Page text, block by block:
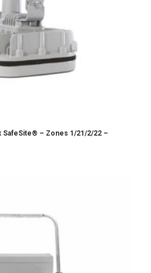
SafeSite® – Zones 1/21/2/22 –